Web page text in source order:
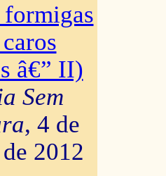
formigas
â€” II)
Sem
, 4 de
2012